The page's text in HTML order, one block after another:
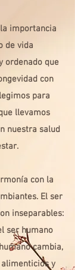
importancia
de vida
ordenado que
con
para
llevamos
nuestra salud
con la
El ser
inseparables:
ser humano
cambia,
y